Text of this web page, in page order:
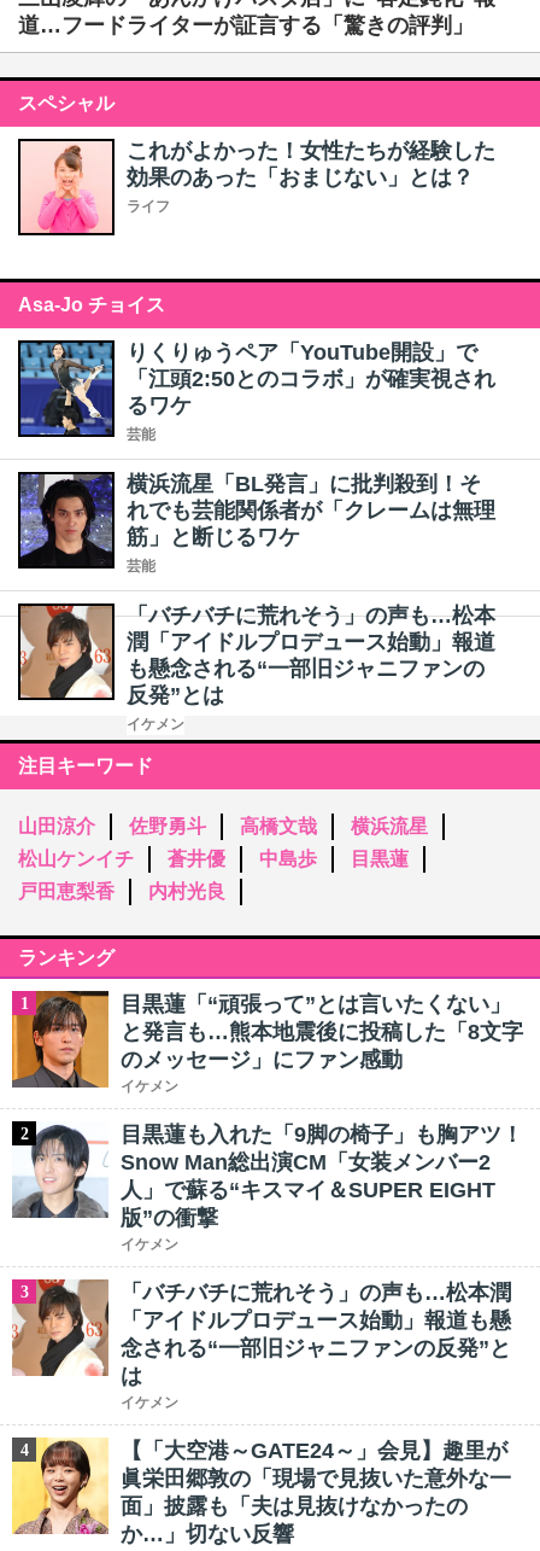
道…フードライターが証言する「驚きの評判」
スペシャル
これがよかった！女性たちが経験した
効果のあった「おまじない」とは？
ライフ
Asa-Jo チョイス
りくりゅうペア「YouTube開設」で
「江頭2:50とのコラボ」が確実視され
るワケ
芸能
横浜流星「BL発言」に批判殺到！そ
れでも芸能関係者が「クレームは無理
筋」と断じるワケ
芸能
「バチバチに荒れそう」の声も…松本
潤「アイドルプロデュース始動」報道
も懸念される“一部旧ジャニファンの
反発”とは
イケメン
注目キーワード
山田涼介 佐野勇斗 高橋文哉
横浜流星
松山ケンイチ
蒼井優 中島歩
目黒蓮
戸田恵梨香
内村光良
ランキング
1
目黒蓮「“頑張って”とは言いたくない」
と発言も…熊本地震後に投稿した「8文字
のメッセージ」にファン感動
イケメン
2
目黒蓮も入れた「9脚の椅子」も胸アツ！
Snow Man総出演CM「女装メンバー2
人」で蘇る“キスマイ＆SUPER EIGHT
版”の衝撃
イケメン
3
「バチバチに荒れそう」の声も…松本潤
「アイドルプロデュース始動」報道も懸
念される“一部旧ジャニファンの反発”と
は
イケメン
4
【「大空港～GATE24～」会見】趣里が
眞栄田郷敦の「現場で見抜いた意外な一
面」披露も「夫は見抜けなかったの
か…」切ない反響